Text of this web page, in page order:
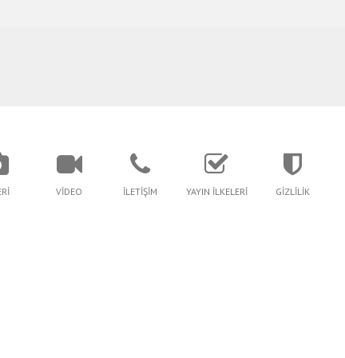
VİDEO İLETİŞİM YAYIN İLKELERİ GİZLİLİK